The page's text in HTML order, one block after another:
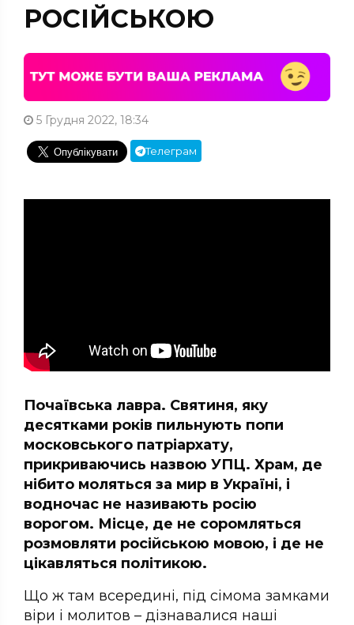
РОСІЙСЬКОЮ
5 Грудня 2022, 18:34
Телеграм
Почаївська лавра. Святиня, яку
десятками років пильнують попи
московського патріархату,
прикриваючись назвою УПЦ. Храм, де
нібито моляться за мир в Україні, і
водночас не називають росію
ворогом. Місце, де не соромляться
розмовляти російською мовою, і де не
цікавляться політикою.
Що ж там всередині, під сімома замками
віри і молитов – дізнавалися наші